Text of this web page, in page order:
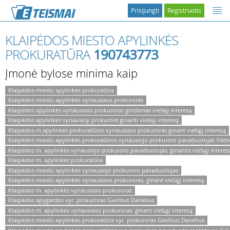
Registruotis
Prisijungti
KLAIPĖDOS MIESTO APYLINKĖS
PROKURATŪRA 190743773
Įmonė bylose minima kaip
Klaipėdos miesto apylinkės prokuratūra
Klaipėdos miesto apylinkės vyriausiasis prokuroras
Klaipėdos apylinkės vyriausiasis prokuroras gindamas viešajį interesą
Klaipėdos apylinkės vyriausioji prokurorė ginanti viešajį interesą
Klaipėdos m.apylinkės prokuratūros vyriausiasis prokuroras ginant viešąjį interesą
Klaipėdos miesto apylinkės prokuratūros vyriausiojo prokuroro pavaduotojas
Klaipėdos m. apylinkės vyriausiojo prokuroro pavaduotojas, ginantis viešąjį
Klaipėdos m. apylinkės prokuratūra
Klaipėdos miesto apylinkės vyriausiojo prokuroro pavaduotojas
Klaipėdos miesto apylinkės vyriausiasis prokuroras, ginant viešąjį interesą
Klaipėdos m. apylinkės vyriausiasis prokuroras
Klaipėdos apygardos vyr. prokuroras Giedrius Danėlius
Klaipėdos m. apylinkės vyriausiasis prokuroras, ginant viešąjį interesą
Klaipėdos miesto apylinkės prokuratūra vyr. prokuroras Giedrius Danėlius